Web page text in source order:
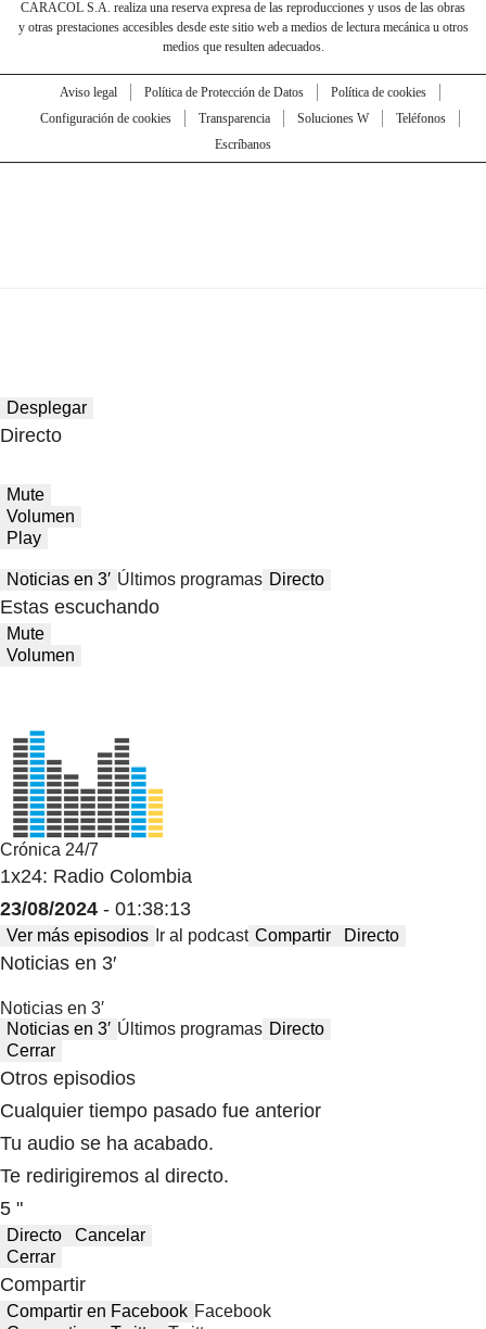
CARACOL S.A. realiza una reserva expresa de las reproducciones y usos de las obras
y otras prestaciones accesibles desde este sitio web a medios de lectura mecánica u otros
medios que resulten adecuados.
Aviso legal Política de Protección de Datos
Política de cookies
Configuración de cookies
Transparencia Soluciones W
Teléfonos
Escríbanos
Desplegar
Directo
Mute
Volumen
Play
Noticias en 3′ Últimos programas Directo
Estas escuchando
Mute
Volumen
Crónica 24/7
1x24: Radio Colombia
23/08/2024 - 01:38:13
Ver más episodios Ir al podcast Compartir Directo
Noticias en 3′
Noticias en 3′
Noticias en 3′ Últimos programas Directo
Cerrar
Otros episodios
Cualquier tiempo pasado fue anterior
Tu audio se ha acabado.
Te redirigiremos al directo.
5 "
Directo
Cancelar
Cerrar
Compartir
Compartir en Facebook Facebook